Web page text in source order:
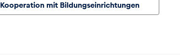
Kooperation mit Bildungseinrichtungen